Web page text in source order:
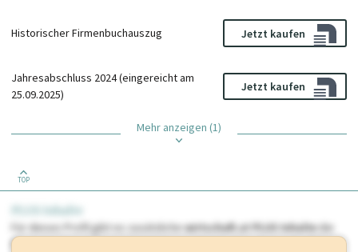
Historischer Firmenbuchauszug Jetzt kaufen
Jahresabschluss 2024 (eingereicht am
25.09.2025)
Jetzt kaufen
Mehr anzeigen (1)
TOP
PLUS Inhalte
Für dieses Profil gibt es zusätzlichewirtschaft.at PLUS Inhaltedie
Sie momentan nicht einsehen können. Schalten Sie dieses Profil frei